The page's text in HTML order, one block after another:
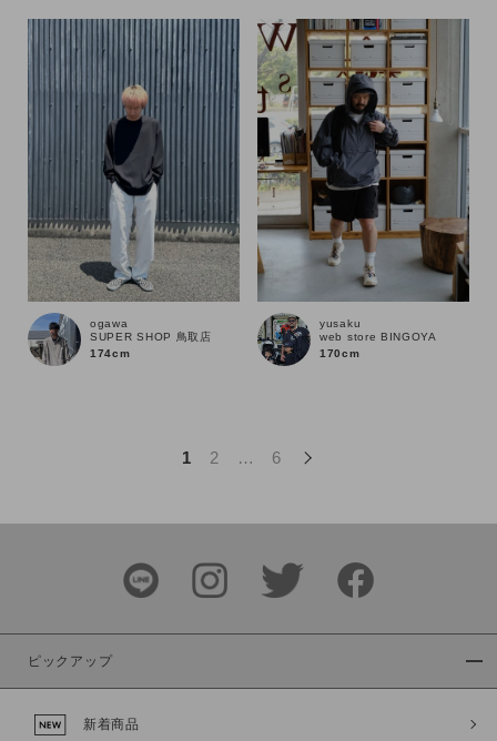
この条件で絞り込む
ogawa
SUPER SHOP 鳥取店
174cm
yusaku
web store BINGOYA
170cm
1 2 … 6
ピックアップ
新着商品